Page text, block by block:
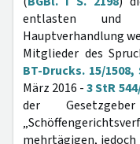
entlasten und
Hauptverhandlung
Mitglieder des
BT-Drucks. 15/1508,
März 2016 -3 StR
der
mehrtägigen,